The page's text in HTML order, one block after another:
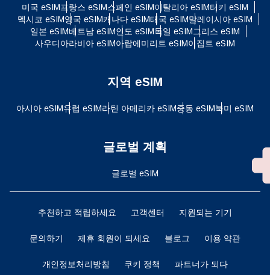
미국 eSIM프랑스 eSIM스페인 eSIM이탈리아 eSIM터키 eSIM
멕시코 eSIM영국 eSIM캐나다 eSIM태국 eSIM말레이시아 eSIM
일본 eSIM베트남 eSIM인도 eSIM독일 eSIM그리스 eSIM
사우디아라비아 eSIM아랍에미리트 eSIM이집트 eSIM
지역 eSIM
아시아 eSIM유럽 ​​eSIM라틴 아메리카 eSIM중동 eSIM북미 eSIM
글로벌 계획
글로벌 eSIM
추천하고 적립하세요 고객센터 지원되는 기기
문의하기 제휴 회원이 되세요 블로그 이용 약관
개인정보처리방침 쿠키 정책 파트너가 되다